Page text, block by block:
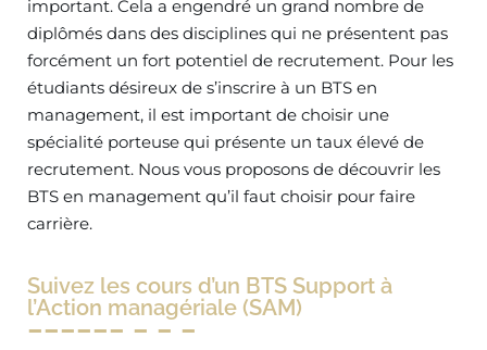
important. Cela a engendré un grand nombre de
diplômés dans des disciplines qui ne présentent pas
forcément un fort potentiel de recrutement. Pour les
étudiants désireux de s’inscrire à un BTS en
management, il est important de choisir une
spécialité porteuse qui présente un taux élevé de
recrutement. Nous vous proposons de découvrir les
BTS en management qu’il faut choisir pour faire
carrière.
Suivez les cours d’un BTS Support à
l’Action managériale (SAM)